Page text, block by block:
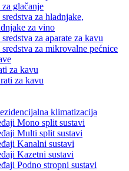
glačanje
za hladnjake,
za vino
za aparate za kavu
za mikrovalne pećnice
za kavu
za kavu
klimatizacija
Mono split sustavi
Multi split sustavi
Kanalni sustavi
Kazetni sustavi
Podno stropni sustavi